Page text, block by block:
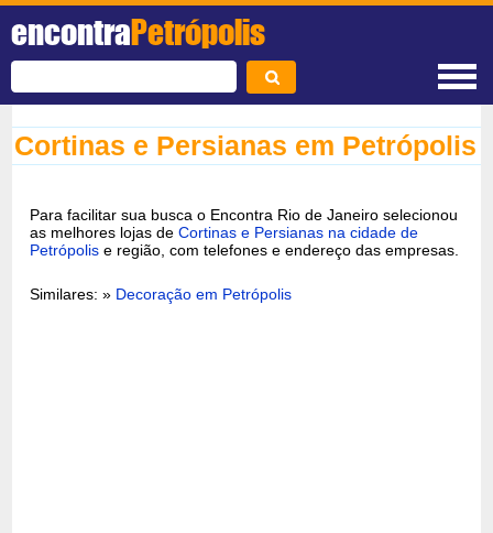
encontraPetrópolis
Cortinas e Persianas em Petrópolis
Para facilitar sua busca o Encontra Rio de Janeiro selecionou
as melhores lojas deCortinas e Persianas na cidade de
Petrópolis e região, com telefones e endereço das empresas.
Similares: » Decoração em Petrópolis